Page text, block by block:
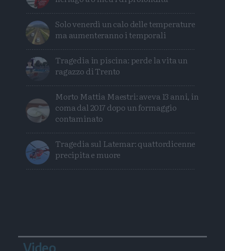
Solo venerdì un calo delle temperature
ma aumenteranno i temporali
Tragedia in piscina: perde la vita un
ragazzo di Trento
Morto Mattia Maestri: aveva 13 anni, in
coma dal 2017 dopo un formaggio
contaminato
Tragedia sul Latemar: quattordicenne
precipita e muore
Video